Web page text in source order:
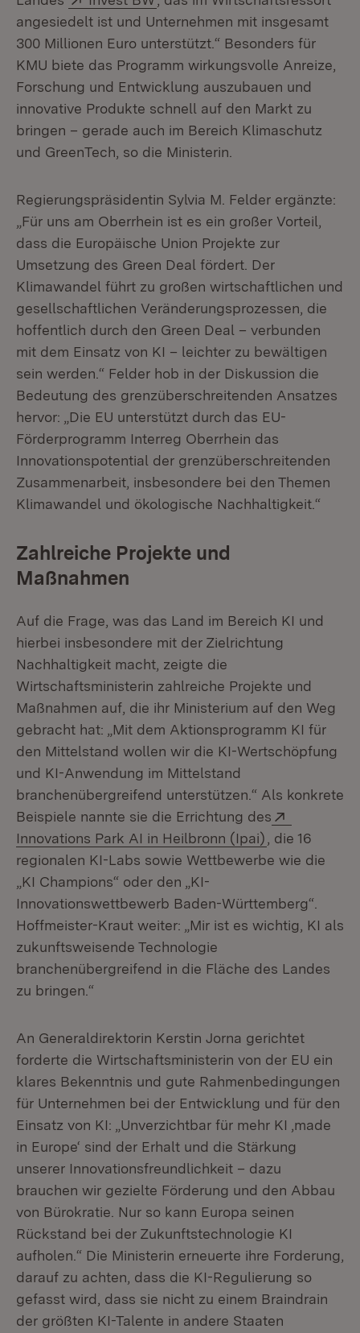
angesiedelt ist und Unternehmen mit insgesamt
300 Millionen Euro unterstützt.“ Besonders für
KMU biete das Programm wirkungsvolle Anreize,
Forschung und Entwicklung auszubauen und
innovative Produkte schnell auf den Markt zu
bringen – gerade auch im Bereich Klimaschutz
und GreenTech, so die Ministerin.
Regierungspräsidentin Sylvia M. Felder ergänzte:
„Für uns am Oberrhein ist es ein großer Vorteil,
dass die Europäische Union Projekte zur
Umsetzung des Green Deal fördert. Der
Klimawandel führt zu großen wirtschaftlichen und
gesellschaftlichen Veränderungsprozessen, die
hoffentlich durch den Green Deal – verbunden
mit dem Einsatz von KI – leichter zu bewältigen
sein werden.“ Felder hob in der Diskussion die
Bedeutung des grenzüberschreitenden Ansatzes
hervor: „Die EU unterstützt durch das EU-
Förderprogramm Interreg Oberrhein das
Innovationspotential der grenzüberschreitenden
Zusammenarbeit, insbesondere bei den Themen
Klimawandel und ökologische Nachhaltigkeit.“
Zahlreiche Projekte und
Maßnahmen
Auf die Frage, was das Land im Bereich KI und
hierbei insbesondere mit der Zielrichtung
Nachhaltigkeit macht, zeigte die
Wirtschaftsministerin zahlreiche Projekte und
Maßnahmen auf, die ihr Ministerium auf den Weg
gebracht hat: „Mit dem Aktionsprogramm KI für
den Mittelstand wollen wir die KI-Wertschöpfung
und KI-Anwendung im Mittelstand
branchenübergreifend unterstützen.“ Als konkrete
Beispiele nannte sie die Errichtung des
Innovations Park AI in Heilbronn (Ipai) (Öffnet in
, die 16
regionalen KI-Labs sowie Wettbewerbe wie die
„KI Champions“ oder den „KI-
Innovationswettbewerb Baden-Württemberg“.
Hoffmeister-Kraut weiter: „Mir ist es wichtig, KI als
zukunftsweisende Technologie
branchenübergreifend in die Fläche des Landes
zu bringen.“
An Generaldirektorin Kerstin Jorna gerichtet
forderte die Wirtschaftsministerin von der EU ein
klares Bekenntnis und gute Rahmenbedingungen
für Unternehmen bei der Entwicklung und für den
Einsatz von KI: „Unverzichtbar für mehr KI ‚made
in Europe‘ sind der Erhalt und die Stärkung
unserer Innovationsfreundlichkeit – dazu
brauchen wir gezielte Förderung und den Abbau
von Bürokratie. Nur so kann Europa seinen
Rückstand bei der Zukunftstechnologie KI
aufholen.“ Die Ministerin erneuerte ihre Forderung,
darauf zu achten, dass die KI-Regulierung so
gefasst wird, dass sie nicht zu einem Braindrain
der größten KI-Talente in andere Staaten